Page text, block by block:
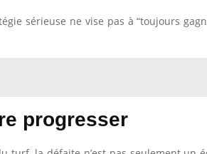
sérieuse ne vise pas à “toujours
progresser